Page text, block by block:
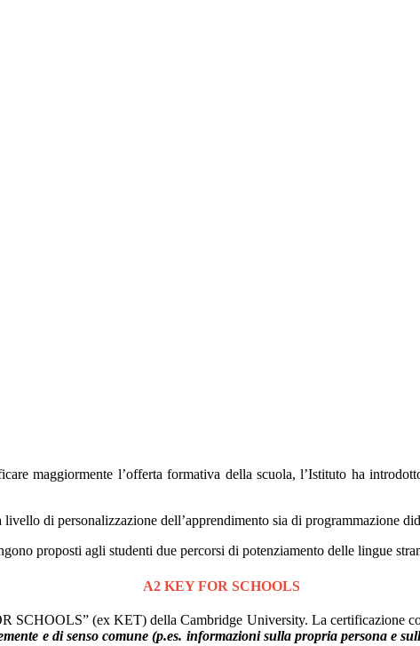
maggiormente l’offerta formativa della scuola, l’Istituto ha
di personalizzazione dell’apprendimento sia di programmazione
proposti agli studenti due percorsi di potenziamento delle lingue
A2 KEY FOR SCHOOLS
SCHOOLS” (ex KET) della Cambridge University. La certificazione
​​e ​​di​​ senso ​​comune​ ​(p.​​es. ​​informazioni ​​sulla ​propria ​persona ​​e